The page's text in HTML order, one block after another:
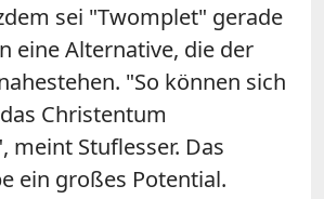
sei "Twomplet" gerade
eine Alternative, die der
"So können sich
Christentum
meint Stuflesser. Das
ein großes Potential.